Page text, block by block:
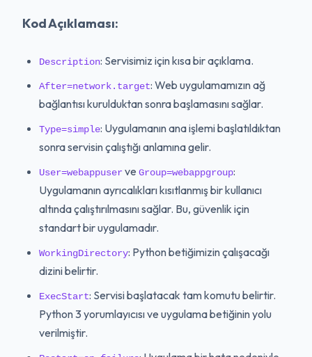
Kod Açıklaması:
Description: Servisimiz için kısa bir açıklama.
After=network.target: Web uygulamamızın ağ
bağlantısı kurulduktan sonra başlamasını sağlar.
Type=simple: Uygulamanın ana işlemi başlatıldıktan
sonra servisin çalıştığı anlamına gelir.
User=webappuserve Group=webappgroup:
Uygulamanın ayrıcalıkları kısıtlanmış bir kullanıcı
altında çalıştırılmasını sağlar. Bu, güvenlik için
standart bir uygulamadır.
WorkingDirectory: Python betiğimizin çalışacağı
dizini belirtir.
ExecStart: Servisi başlatacak tam komutu belirtir.
Python 3 yorumlayıcısı ve uygulama betiğinin yolu
verilmiştir.